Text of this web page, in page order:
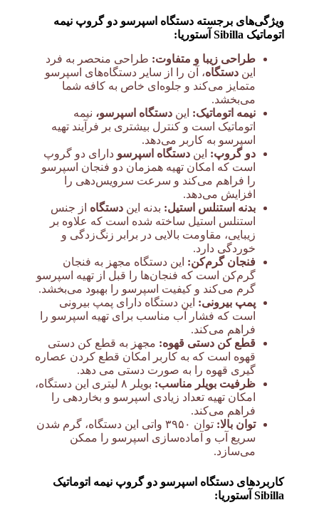
ویژگی‌های برجسته دستگاه اسپرسو دو گروپ نیمه
اتوماتیک Sibilla آستوریا:
طراحی زیبا و متفاوت: طراحی منحصر به فرد
این دستگاه، آن را از سایر دستگاه‌های اسپرسو
متمایز می‌کند و جلوه‌ای خاص به کافه شما
می‌بخشد.
نیمه اتوماتیک: این دستگاه اسپرسو، نیمه
اتوماتیک است و کنترل بیشتری بر فرآیند تهیه
اسپرسو به کاربر می‌دهد.
دو گروپ: این دستگاه اسپرسو دارای دو گروپ
است که امکان تهیه همزمان دو فنجان اسپرسو
را فراهم می‌کند و سرعت سرویس‌دهی را
افزایش می‌دهد.
بدنه استنلس استیل: بدنه این دستگاه از جنس
استنلس استیل ساخته شده است که علاوه بر
زیبایی، مقاومت بالایی در برابر زنگ‌زدگی و
خوردگی دارد.
فنجان گرم‌کن: این دستگاه مجهز به فنجان
گرم‌کن است که فنجان‌ها را قبل از تهیه اسپرسو
گرم می‌کند و کیفیت اسپرسو را بهبود می‌بخشد.
پمپ بیرونی: این دستگاه دارای پمپ بیرونی
است که فشار آب مناسب برای تهیه اسپرسو را
فراهم می‌کند.
قطع کن دستی قهوه: مجهز به قطع کن دستی
قهوه است که به کاربر امکان قطع کردن عصاره
گیری قهوه را به صورت دستی می دهد.
ظرفیت بویلر مناسب:
بویلر ۸ لیتری این دستگاه،
امکان تهیه تعداد زیادی اسپرسو و بخاردهی را
فراهم می‌کند.
توان بالا:
توان ۳۹۵۰ واتی این دستگاه، گرم شدن
سریع آب و آماده‌سازی اسپرسو را ممکن
می‌سازد.
کاربردهای دستگاه اسپرسو دو گروپ نیمه اتوماتیک
Sibilla آستوریا: